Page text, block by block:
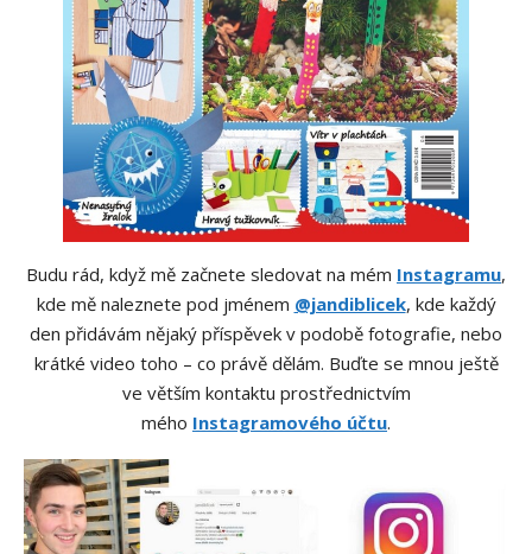
Budu rád, když mě začnete sledovat na mém Instagramu,
kde mě naleznete pod jménem @jandiblicek, kde každý
den přidávám nějaký příspěvek v podobě fotografie, nebo
krátké video toho – co právě dělám. Buďte se mnou ještě
ve větším kontaktu prostřednictvím
mého Instagramového účtu.